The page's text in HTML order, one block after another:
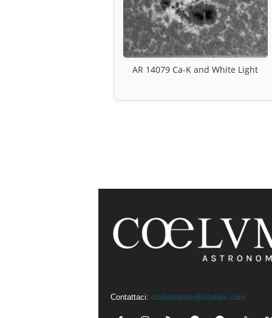
AR 14079 Ca-K and White Light
Contattaci: coelumastro@coelum.com